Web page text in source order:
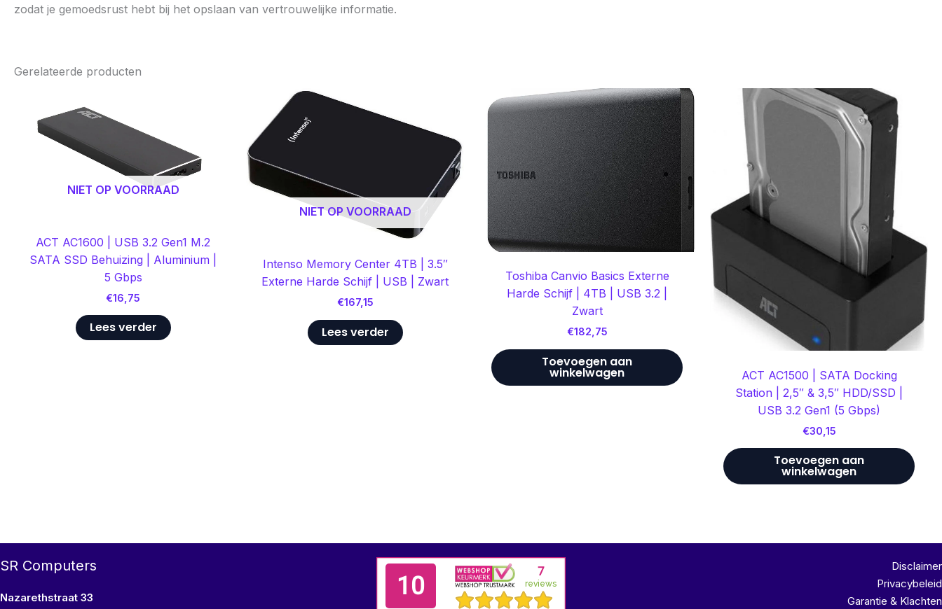
zodat je gemoedsrust hebt bij het opslaan van vertrouwelijke informatie.
Gerelateerde producten
NIET OP VOORRAAD
ACT AC1600 | USB 3.2 Gen1 M.2
SATA SSD Behuizing | Aluminium |
5 Gbps
€16,75
Lees verder
NIET OP VOORRAAD
Intenso Memory Center 4TB | 3.5″
Externe Harde Schijf | USB | Zwart
€167,15
Lees verder
Toshiba Canvio Basics Externe
Harde Schijf | 4TB | USB 3.2 |
Zwart
€182,75
Toevoegen aan
winkelwagen
ACT AC1500 | SATA Docking
Station | 2,5″ & 3,5″ HDD/SSD |
USB 3.2 Gen1 (5 Gbps)
€30,15
Toevoegen aan
winkelwagen
SR Computers
Nazarethstraat 33
Disclaimer
Privacybeleid
Garantie & Klachten